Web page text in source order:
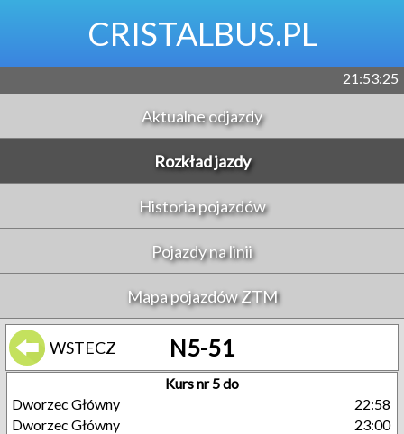
CRISTALBUS.PL
21:53:26
Aktualne odjazdy
Rozkład jazdy
Historia pojazdów
Pojazdy na linii
Mapa pojazdów ZTM
WSTECZ N5-51
Kurs nr 5 do
Dworzec Główny
22:58
Dworzec Główny
23:00